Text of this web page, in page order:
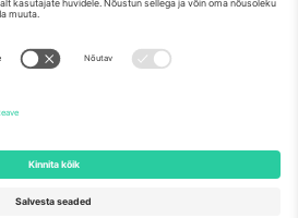
Detailide jaoks vaata konkreetse
ja tingimusi.,
kaitstud.